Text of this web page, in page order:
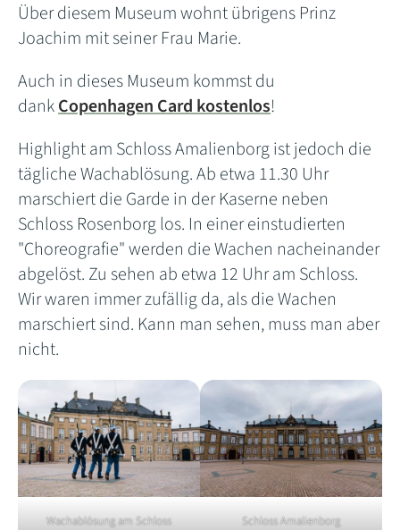
Über diesem Museum wohnt übrigens Prinz
Joachim mit seiner Frau Marie.
Auch in dieses Museum kommst du
dankCopenhagen Card kostenlos!
Highlight am Schloss Amalienborg ist jedoch die
tägliche Wachablösung. Ab etwa 11.30 Uhr
marschiert die Garde in der Kaserne neben
Schloss Rosenborg los. In einer einstudierten
"Choreografie" werden die Wachen nacheinander
abgelöst. Zu sehen ab etwa 12 Uhr am Schloss.
Wir waren immer zufällig da, als die Wachen
marschiert sind. Kann man sehen, muss man aber
nicht.
Wachablösung am Schloss
Schloss Amalienborg